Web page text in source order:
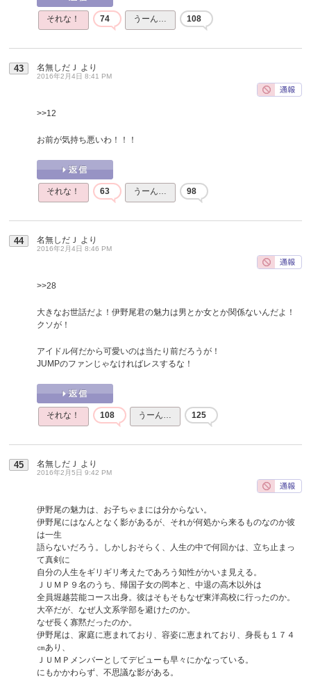
それな！ 74 うーん… 108
43 名無しだＪ より
2016年2月4日 8:41 PM
>>12
お前が気持ち悪いわ！！！
それな！ 63 うーん… 98
44 名無しだＪ より
2016年2月4日 8:46 PM
>>28
大きなお世話だよ！伊野尾君の魅力は男とか女とか関係ないんだよ！
クソが！
アイドル何だから可愛いのは当たり前だろうが！
JUMPのファンじゃなければレスするな！
それな！ 108 うーん… 125
45 名無しだＪ より
2016年2月5日 9:42 PM
伊野尾の魅力は、お子ちゃまには分からない。
伊野尾にはなんとなく影があるが、それが何処から来るものなのか彼
は一生
語らないだろう。しかしおそらく、人生の中で何回かは、立ち止まっ
て真剣に
自分の人生をギリギリ考えたであろう知性がかいま見える。
ＪＵＭＰ９名のうち、帰国子女の岡本と、中退の高木以外は
全員堀越芸能コース出身。彼はそもそもなぜ東洋高校に行ったのか。
大卒だが、なぜ人文系学部を避けたのか。
なぜ長く寡黙だったのか。
伊野尾は、家庭に恵まれており、容姿に恵まれており、身長も１７４
㎝あり、
ＪＵＭＰメンバーとしてデビューも早々にかなっている。
にもかかわらず、不思議な影がある。